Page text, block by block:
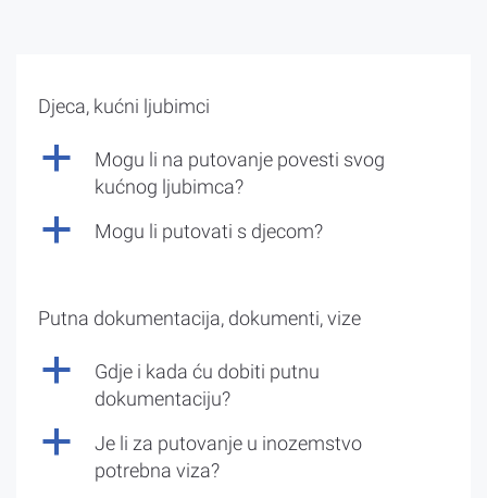
Djeca, kućni ljubimci
a
Mogu li na putovanje povesti svog
kućnog ljubimca?
a Mogu li putovati s djecom?
Putna dokumentacija, dokumenti, vize
a
Gdje i kada ću dobiti putnu
dokumentaciju?
a
Je li za putovanje u inozemstvo
potrebna viza?